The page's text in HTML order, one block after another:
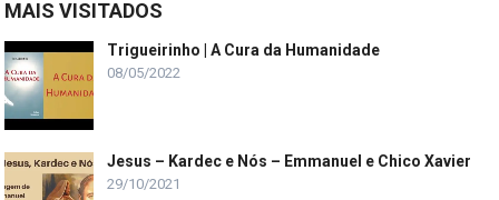
MAIS VISITADOS
Trigueirinho | A Cura da Humanidade
08/05/2022
Jesus – Kardec e Nós – Emmanuel e Chico Xavier
29/10/2021